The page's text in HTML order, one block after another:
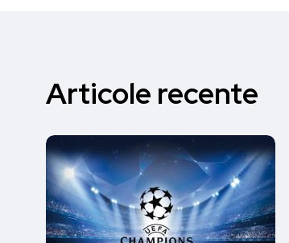
Articole recente